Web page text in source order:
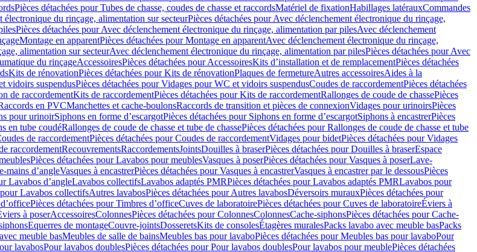
Pièces détachées pour Tubes de chasse, coudes de chasse et raccordsMatériel de fixationHabillages latérauxCommandes
électronique du rinçage, alimentation sur secteurPièces détachées pour Avec déclenchement électronique du rinçage,
Pièces détachées pour Avec déclenchement électronique du rinçage, alimentation par pilesAvec déclenchement
Montage en apparentPièces détachées pour Montage en apparentAvec déclenchement électronique du rinçage,
alimentation sur secteurAvec déclenchement électronique du rinçage, alimentation par pilesPièces détachées pour Avec
du rinçageAccessoiresPièces détachées pour AccessoiresKits d’installation et de remplacementPièces détachées
Kits de rénovationPièces détachées pour Kits de rénovationPlaques de fermetureAutres accessoiresAides à la
vidoirs suspendusPièces détachées pour Vidages pour WC et vidoirs suspendusCoudes de raccordementPièces détachées
de raccordementKits de raccordementPièces détachées pour Kits de raccordementRallonges de coude de chassePièces
en PVCManchettes et cache-boulonsRaccords de transition et pièces de connexionVidages pour urinoirsPièces
pour urinoirSiphons en forme d’escargotPièces détachées pour Siphons en forme d’escargotSiphons à encastrerPièces
en tube coudéRallonges de coude de chasse et tube de chassePièces détachées pour Rallonges de coude de chasse et tube
de raccordementPièces détachées pour Coudes de raccordementVidages pour bidetPièces détachées pour Vidages
raccordementRecouvrementsRaccordementsJointsDouilles à braserPièces détachées pour Douilles à braserEspace
Pièces détachées pour Lavabos pour meublesVasques à poserPièces détachées pour Vasques à poserLave-
mains d’angleVasques à encastrerPièces détachées pour Vasques à encastrerVasques à encastrer par le dessousPièces
Lavabos d’angleLavabos collectifsLavabos adaptés PMRPièces détachées pour Lavabos adaptés PMRLavabos pour
Lavabos collectifsAutres lavabosPièces détachées pour Autres lavabosDéversoirs murauxPièces détachées pour
Pièces détachées pour Timbres dʼofficeCuves de laboratoirePièces détachées pour Cuves de laboratoireÉviers à
à poserAccessoiresColonnesPièces détachées pour ColonnesColonnesCache-siphonsPièces détachées pour Cache-
Equerres de montageCouvre-jointsDosseretsKits de consolesÉtagères muralesPacks lavabo avec meuble basPacks
meuble basMeubles de salle de bainsMeubles bas pour lavaboPièces détachées pour Meubles bas pour lavaboPour
lavabosPour lavabos doublesPièces détachées pour Pour lavabos doublesPour lavabos pour meublePièces détachées